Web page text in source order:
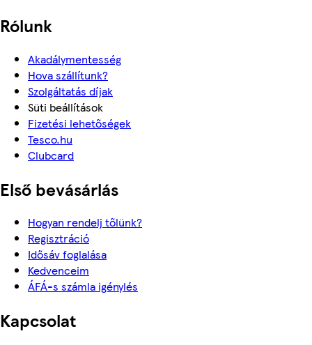
Rólunk
Akadálymentesség
Hova szállítunk?
Szolgáltatás díjak
Süti beállítások
Fizetési lehetőségek
Tesco.hu
Clubcard
Első bevásárlás
Hogyan rendelj tőlünk?
Regisztráció
Idősáv foglalása
Kedvenceim
ÁFÁ-s számla igénylés
Kapcsolat